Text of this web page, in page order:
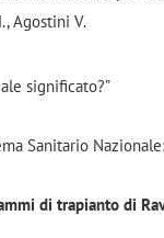
Agostini V.
significato?”
Sanitario
di trapianto di